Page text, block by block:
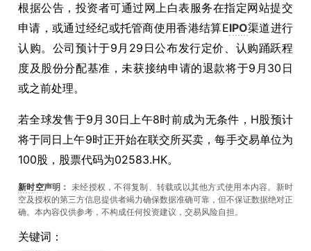
根据公告，投资者可通过网上白表服务在指定网站提交
申请，或通过经纪或托管商使用香港结算EIPO渠道进行
认购。公司预计于9月29日公布发行定价、认购踊跃程
度及股份分配基准，未获接纳申请的退款将于9月30日
或之前处理。
若全球发售于9月30日上午8时前成为无条件，H股预计
将于同日上午9时正开始在联交所买卖，每手交易单位为
100股，股票代码为02583.HK。
新时空声明： 未经授权，不得复制、转载或以其他方式使用本内容。新时
空及授权的第三方信息提供者竭力确保数据准确可靠，但不保证数据绝对正
确。本內容仅供参考，不构成任何投资建议，交易风险自担。
关键词：